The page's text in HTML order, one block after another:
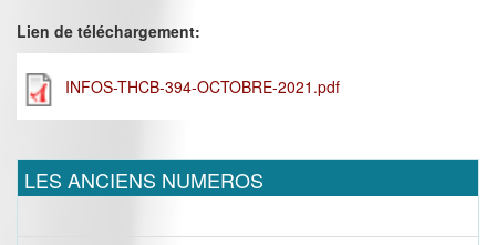
Lien de téléchargement:
INFOS-THCB-394-OCTOBRE-2021.pdf
LES ANCIENS NUMEROS